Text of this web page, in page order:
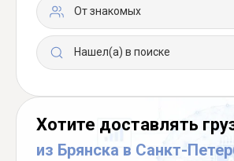
От знакомых
Нашел(а) в поиске
Хотите доставлять
из Брянска в Санкт-